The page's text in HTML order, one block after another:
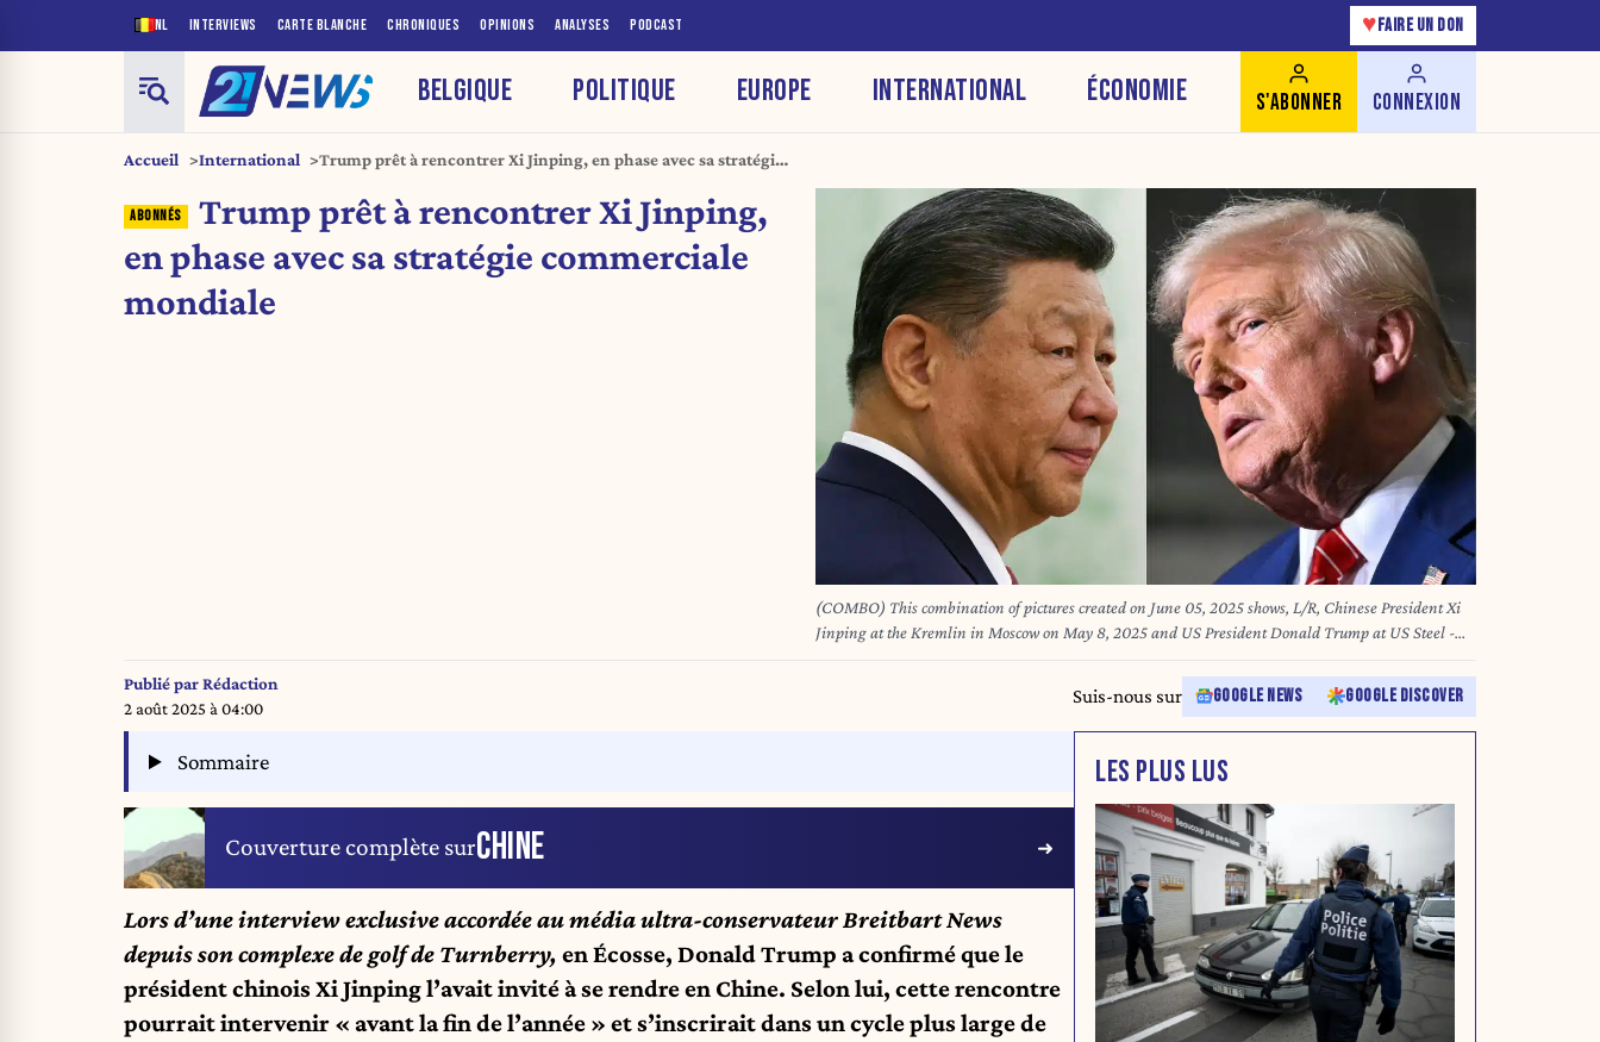
NL INTERVIEWS CARTE BLANCHE CHRONIQUES OPINIONS ANALYSES PODCAST ♥ FAIRE UN DON
BELGIQUE POLITIQUE EUROPE INTERNATIONAL ÉCONOMIE S'ABONNER CONNEXION
Accueil International
Trump prêt à rencontrer Xi Jinping, en phase avec sa stratégie
Trump prêt à rencontrer Xi Jinping,
en phase avec sa stratégie commerciale
mondiale
(COMBO) This combination of pictures created on June 05, 2025 shows, L/R, Chinese President Xi
Jinping at the Kremlin in Moscow on May 8, 2025 and US President Donald Trump at US Steel -
Irvin Works in West Mifflin, Pennsylvania, May 30, 2025. Chinese leader Xi Jinping held a phone
call with US President Donald Trump on June 5, 2025, Chinese state media reported. The talks took
place at Trump's request, the Xinhua news agency said without elaborating, and come as
Washington and Beijing clash over areas such as trade and student visas. SAUL LOEB, Evgenia
Publié parRédaction
2 août 2025 à 04:00
Suis-nous sur GOOGLE NEWS GOOGLE DISCOVER
Sommaire
Couverture complète surCHINE
Lors d’une interview exclusive accordée au média ultra-conservateur Breitbart News
depuis son complexe de golf de Turnberry, en Écosse, Donald Trump a confirmé que le
président chinois Xi Jinping l’avait invité à se rendre en Chine. Selon lui, cette rencontre
pourrait intervenir « avant la fin de l’année » et s’inscrirait dans un cycle plus large de
LES PLUS LUS